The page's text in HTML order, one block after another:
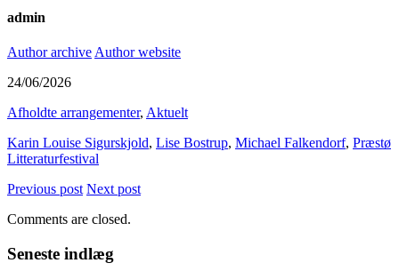
admin
Author archive Author website
24/06/2026
Afholdte arrangementer, Aktuelt
Karin Louise Sigurskjold, Lise Bostrup, Michael Falkendorf, Præstø
Litteraturfestival
Previous post Next post
Comments are closed.
Seneste indlæg